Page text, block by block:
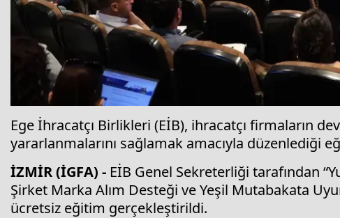
Ege İhracatçı Birlikleri (EİB), ihracatçı firmaların
yararlanmalarını sağlamak amacıyla düzenlediği
İZMİR (İGFA) - EİB Genel Sekreterliği tarafından
Şirket Marka Alım Desteği ve Yeşil Mutabakata
ücretsiz eğitim gerçekleştirildi.